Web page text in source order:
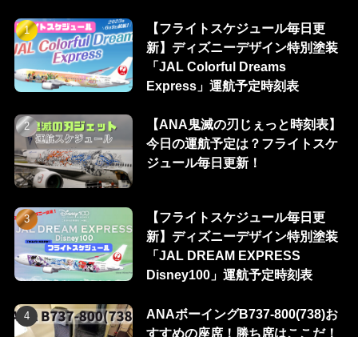
【フライトスケジュール毎日更
新】ディズニーデザイン特別塗装
「JAL Colorful Dreams
Express」運航予定時刻表
【ANA鬼滅の刃じぇっと時刻表】
今日の運航予定は？フライトスケ
ジュール毎日更新！
【フライトスケジュール毎日更
新】ディズニーデザイン特別塗装
「JAL DREAM EXPRESS
Disney100」運航予定時刻表
ANAボーイングB737-800(738)お
すすめの座席！勝ち席はここだ！